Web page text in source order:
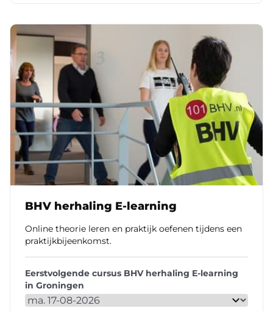
BHV herhaling E-learning
Online theorie leren en praktijk oefenen tijdens een
praktijkbijeenkomst.
Eerstvolgende cursus BHV herhaling E-learning
in Groningen